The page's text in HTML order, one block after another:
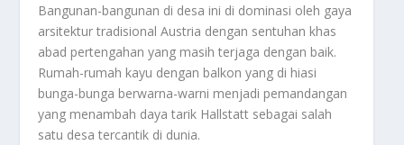
Bangunan-bangunan di desa ini di dominasi oleh gaya
arsitektur tradisional Austria dengan sentuhan khas
abad pertengahan yang masih terjaga dengan baik.
Rumah-rumah kayu dengan balkon yang di hiasi
bunga-bunga berwarna-warni menjadi pemandangan
yang menambah daya tarik Hallstatt sebagai salah
satu desa tercantik di dunia.